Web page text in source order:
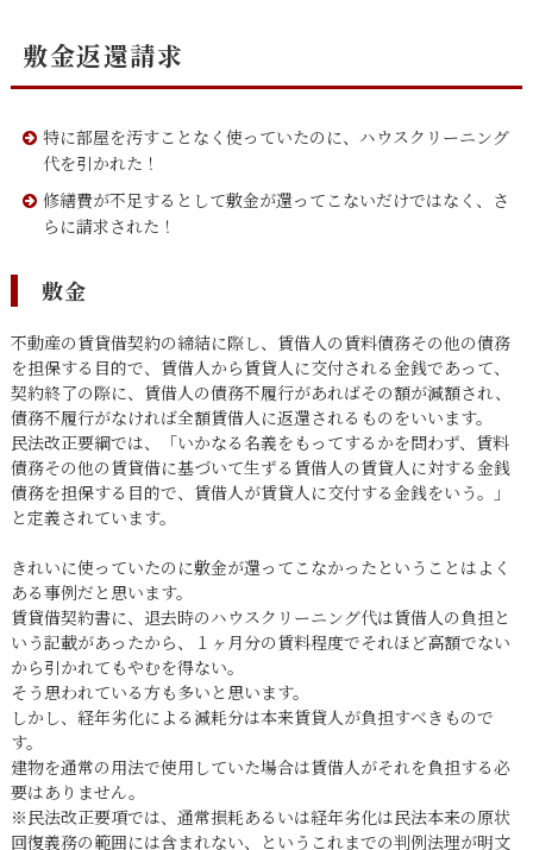
敷金返還請求
特に部屋を汚すことなく使っていたのに、ハウスクリーニング
代を引かれた！
修繕費が不足するとして敷金が還ってこないだけではなく、さ
らに請求された！
敷金
不動産の賃貸借契約の締結に際し、賃借人の賃料債務その他の債務
を担保する目的で、賃借人から賃貸人に交付される金銭であって、
契約終了の際に、賃借人の債務不履行があればその額が減額され、
債務不履行がなければ全額賃借人に返還されるものをいいます。
民法改正要綱では、「いかなる名義をもってするかを問わず、賃料
債務その他の賃貸借に基づいて生ずる賃借人の賃貸人に対する金銭
債務を担保する目的で、賃借人が賃貸人に交付する金銭をいう。」
と定義されています。
きれいに使っていたのに敷金が還ってこなかったということはよく
ある事例だと思います。
賃貸借契約書に、退去時のハウスクリーニング代は賃借人の負担と
いう記載があったから、１ヶ月分の賃料程度でそれほど高額でない
から引かれてもやむを得ない。
そう思われている方も多いと思います。
しかし、経年劣化による減耗分は本来賃貸人が負担すべきもので
す。
建物を通常の用法で使用していた場合は賃借人がそれを負担する必
要はありません。
※民法改正要項では、通常損耗あるいは経年劣化は民法本来の原状
回復義務の範囲には含まれない、というこれまでの判例法理が明文